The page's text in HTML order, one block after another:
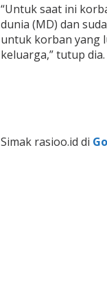
“Untuk saat ini
dunia (MD) dan
untuk korban yang
keluarga,” tutup dia.
Simak rasioo.id di